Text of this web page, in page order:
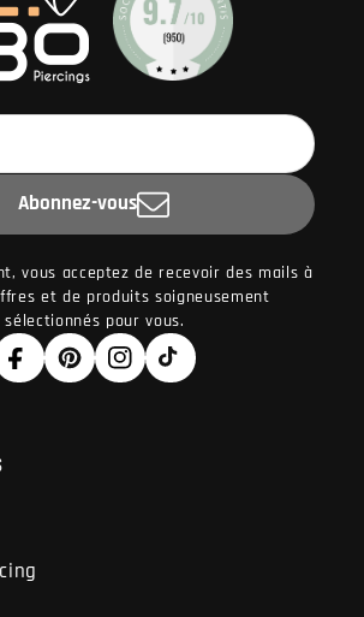
Abonnez-vous
vous acceptez de recevoir des mails à
et de produits soigneusement
sélectionnés pour vous.
FacebookPinterestInstagram
TikTok